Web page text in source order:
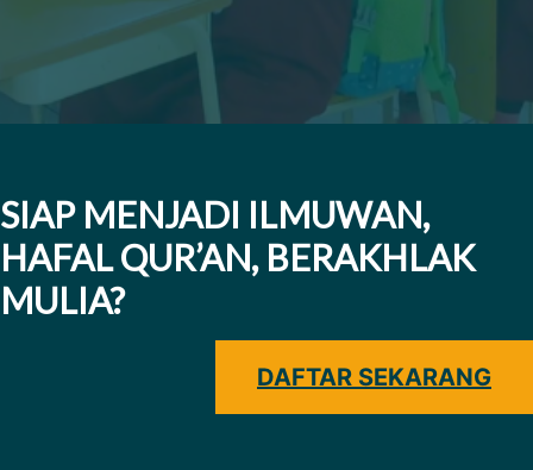
SIAP MENJADI ILMUWAN,
HAFAL QUR’AN, BERAKHLAK
MULIA?
DAFTAR SEKARANG